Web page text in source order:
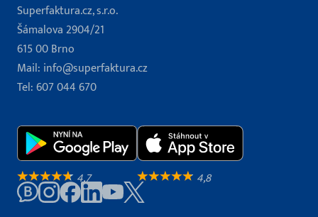
Superfaktura.cz, s.r.o.
Šámalova 2904/21
615 00 Brno
Mail: info@superfaktura.cz
Tel:607 044 670
4,7 4,8